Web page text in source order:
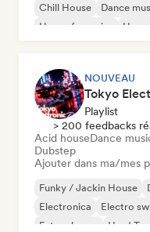
Chill House
Dance
House française
NOUVEAU
Playlist
> 200 feedbacks
Acid houseDance
Dubstep
Ajouter dans ma/mes
Funky / Jackin House
Electronica
Electro
Future house
Hard